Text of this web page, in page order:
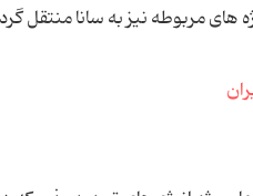
های مربوطه نیز به سانا منتقل